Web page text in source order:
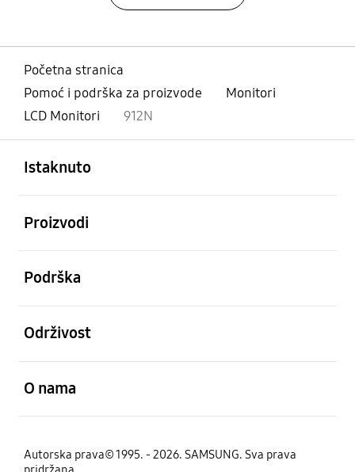
Početna stranica
Pomoć i podrška za proizvode
Monitori
LCD Monitori
912N
Istaknuto
Proizvodi
Podrška
Održivost
O nama
Autorska prava© 1995. - 2026. SAMSUNG. Sva prava